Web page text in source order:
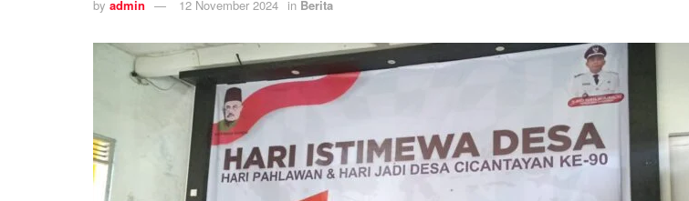
by admin 12 November 2024 in Berita